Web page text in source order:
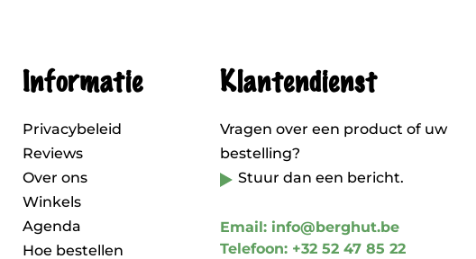
Informatie
Privacybeleid
Reviews
Over ons
Winkels
Agenda
Hoe bestellen
Klantendienst
Vragen over een product of uw
bestelling?
Stuur dan een bericht.
Email: info@berghut.be
Telefoon: +32 52 47 85 22